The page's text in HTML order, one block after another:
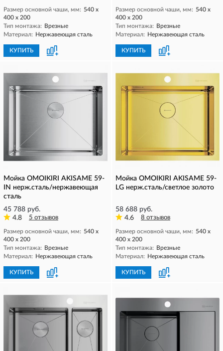
Размер основной чаши, мм: 540 х
400 х 200
Тип монтажа: Врезные
Материал: Нержавеющая сталь
КУПИТЬ
Размер основной чаши, мм: 540 х
400 х 200
Тип монтажа: Врезные
Материал: Нержавеющая сталь
КУПИТЬ
Мойка OMOIKIRI AKISAME 59-
IN нерж.сталь/нержавеющая
сталь
45 788 руб.
4.8
5 отзывов
Размер основной чаши, мм: 540 х
400 х 200
Тип монтажа: Врезные
Материал: Нержавеющая сталь
КУПИТЬ
Мойка OMOIKIRI AKISAME 59-
LG нерж.сталь/светлое золото
58 688 руб.
4.6
8 отзывов
Размер основной чаши, мм: 540 х
400 х 200
Тип монтажа: Врезные
Материал: Нержавеющая сталь
КУПИТЬ